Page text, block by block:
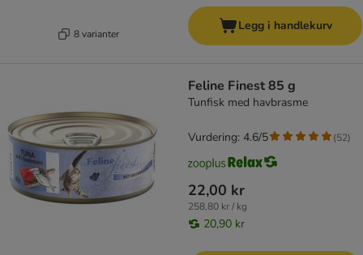
8 varianter
Legg i handlekurv
Feline Finest 85 g
Tunfisk med havbrasme
22,00 kr
258,80 kr / kg
20,90 kr
Vurdering: 4.6/5 (52)